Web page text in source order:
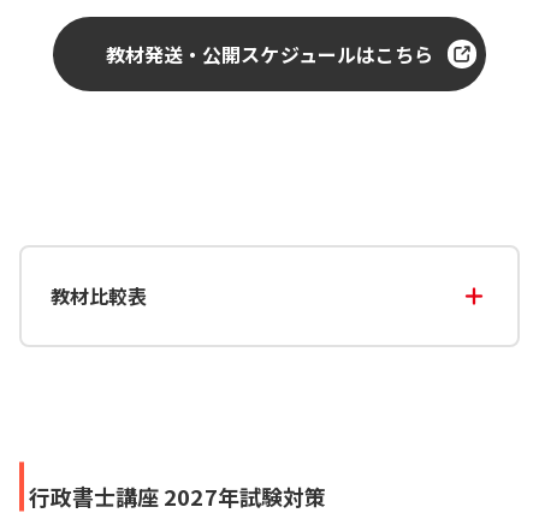
教材発送・公開スケジュールはこちら
教材比較表
行政書士講座 2027年試験対策